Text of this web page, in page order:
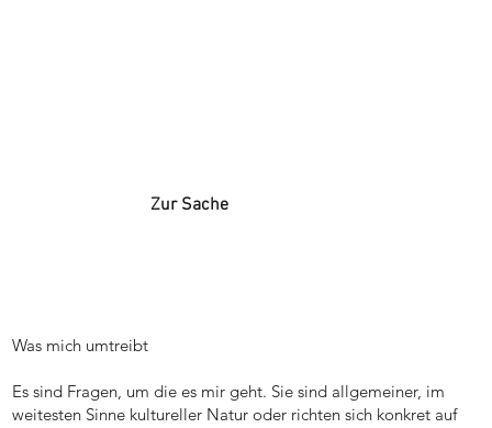
Zur Sache
Was mich umtreibt
Es sind Fragen, um die es mir geht. Sie sind allgemeiner, im
weitesten Sinne kultureller Natur oder richten sich konkret auf